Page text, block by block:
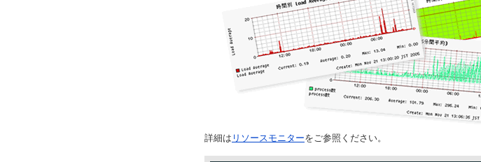
詳細は リソースモニターをご参照ください。